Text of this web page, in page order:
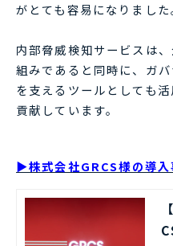
がとても容易になりました
内部脅威検知サービスは
組みであると同時に、ガ
を支えるツールとしても
貢献しています。
▶株式会社GRCS様の導入